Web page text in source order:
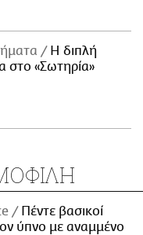
Η διπλή
στο «Σωτηρία»
Πέντε βασικοί
ύπνο με αναμμένο